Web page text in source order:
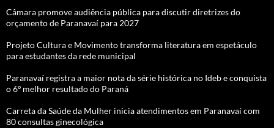
Câmara promove audiência pública para discutir diretrizes do
orçamento de Paranavaí para 2027
Projeto Cultura e Movimento transforma literatura em espetáculo
para estudantes da rede municipal
Paranavaí registra a maior nota da série histórica no Ideb e conquista
o 6º melhor resultado do Paraná
Carreta da Saúde da Mulher inicia atendimentos em Paranavaí com
80 consultas ginecológica